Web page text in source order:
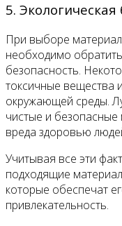
5.
При выборе
необходимо
безопасность.
токсичные вещества
окружающей среды.
чистые и
вреда здоровью
Учитывая все эти
подходящие
которые обеспечат
привлекательность.